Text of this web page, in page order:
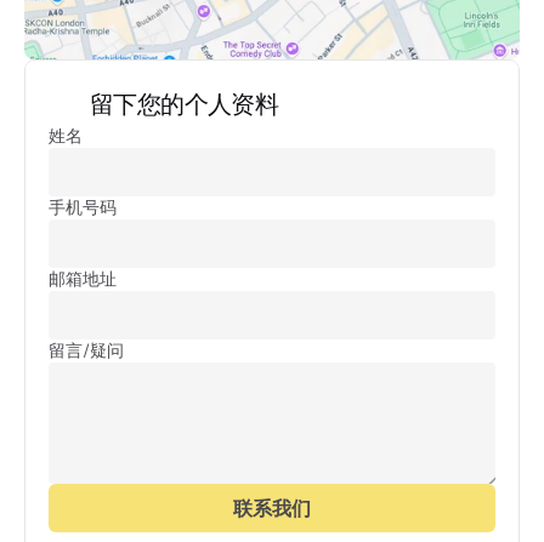
留下您的个人资料
姓名
手机号码
邮箱地址
留言/疑问
联系我们